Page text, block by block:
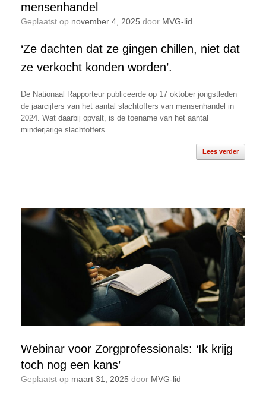
mensenhandel
Geplaatst op november 4, 2025 door MVG-lid
‘Ze dachten dat ze gingen chillen, niet dat
ze verkocht konden worden’.
De Nationaal Rapporteur publiceerde op 17 oktober jongstleden
de jaarcijfers van het aantal slachtoffers van mensenhandel in
2024. Wat daarbij opvalt, is de toename van het aantal
minderjarige slachtoffers.
Lees verder
Webinar voor Zorgprofessionals: ‘Ik krijg
toch nog een kans’
Geplaatst op maart 31, 2025 door MVG-lid